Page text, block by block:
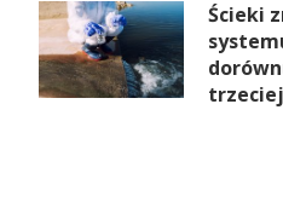
Ścieki